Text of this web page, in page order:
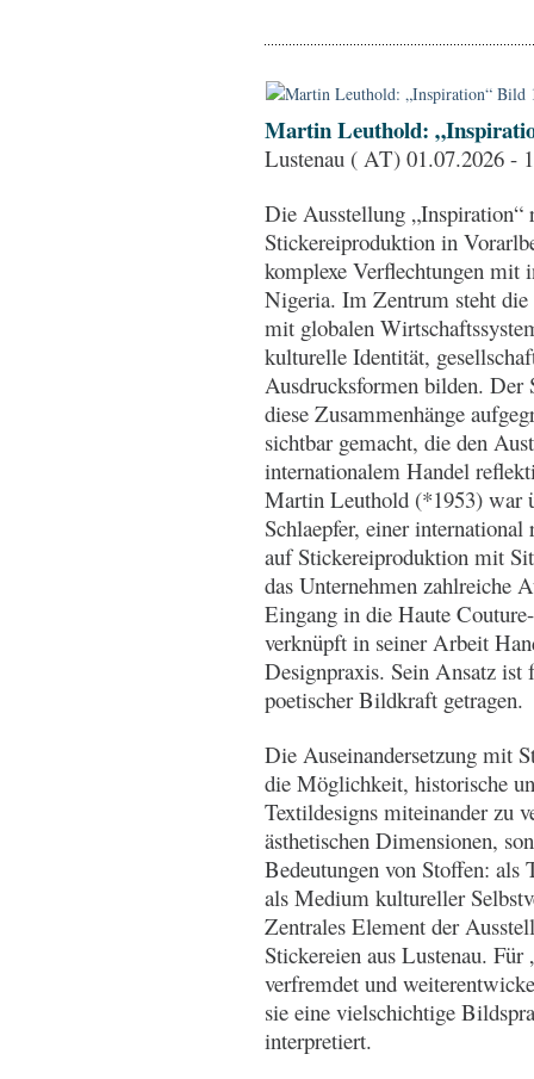
Martin Leuthold:
Lustenau ( AT) 01.07.2026 -
Die Ausstellung
Stickereiproduktion in
komplexe Verflechtungen
Nigeria. Im Zentrum steht
mit globalen
kulturelle Identität,
Ausdrucksformen bilden.
diese Zusammenhänge
sichtbar gemacht, die den
internationalem Handel
Martin Leuthold (*1953) war
Schlaepfer, einer
auf Stickereiproduktion mit
das Unternehmen zahlreiche
Eingang in die Haute
verknüpft in seiner Arbeit
Designpraxis. Sein Ansatz ist
poetischer Bildkraft getragen.
Die Auseinandersetzung mit
die Möglichkeit, historische
Textildesigns miteinander zu
ästhetischen Dimensionen,
Bedeutungen von Stoffen: als
als Medium kultureller
Zentrales Element der
Stickereien aus Lustenau.
verfremdet und
sie eine vielschichtige
interpretiert.